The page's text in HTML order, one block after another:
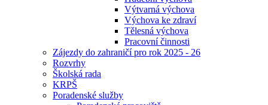
Výtvarná výchova
Výchova ke zdraví
Tělesná výchova
Pracovní činnosti
Zájezdy do zahraničí pro rok 2025 - 26
Rozvrhy
Školská rada
KRPŠ
Poradenské služby